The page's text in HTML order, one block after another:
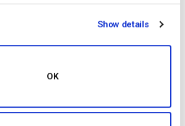
Show details
OK
en direct sur Internet
la diffusion en direct avec une caméra IP ?